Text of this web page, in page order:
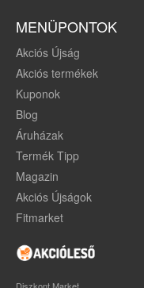
MENÜPONTOK
Akciós Újság
Akciós termékek
Kuponok
Blog
Áruházak
Termék Tipp
Magazin
Akciós Újságok
Fitmarket
Diszkont Market